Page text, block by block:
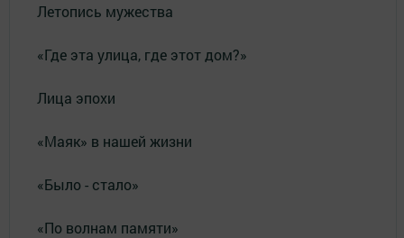
Летопись мужества
«Где эта улица, где этот дом?»
Лица эпохи
«Маяк» в нашей жизни
«Было - стало»
«По волнам памяти»